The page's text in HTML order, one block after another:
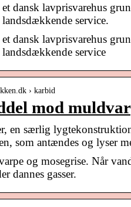
dansk lavprisvarehus
service.
dansk lavprisvarehus
service
› karbid
mod
en særlig
som antændes og lyser
og mosegrise. Når
dannes gasser.